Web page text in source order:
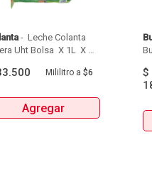
- Leche Colanta
Uht Bolsa  X 1L  X
Mililitroa $6
Agregar
$